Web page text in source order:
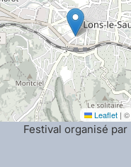
Leaflet | ©
Festival organisé par